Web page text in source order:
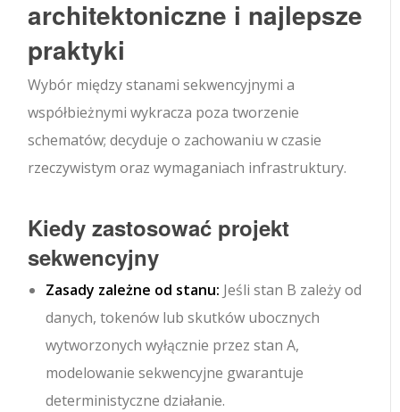
architektoniczne i najlepsze
praktyki
Wybór między stanami sekwencyjnymi a
współbieżnymi wykracza poza tworzenie
schematów; decyduje o zachowaniu w czasie
rzeczywistym oraz wymaganiach infrastruktury.
Kiedy zastosować projekt
sekwencyjny
Zasady zależne od stanu: Jeśli stan B zależy od
danych, tokenów lub skutków ubocznych
wytworzonych wyłącznie przez stan A,
modelowanie sekwencyjne gwarantuje
deterministyczne działanie.